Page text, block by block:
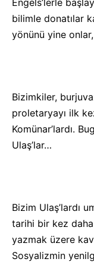
Engels’lerle
bilimle donatılar
yönünü yine
Bizimkiler,
proletaryayı ilk
Komünar’lardı.
Ulaş’lar…
Bizim Ulaş’lardı
tarihi bir kez
yazmak üzere
Sosyalizmin